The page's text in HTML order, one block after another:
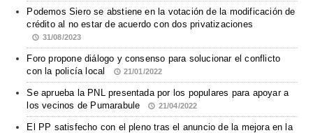
Podemos Siero se abstiene en la votación de la modificación de
crédito al no estar de acuerdo con dos privatizaciones
31/08/2023
Foro propone diálogo y consenso para solucionar el conflicto
con la policía local
21/01/2022
Se aprueba la PNL presentada por los populares para apoyar a
los vecinos de Pumarabule
21/04/2022
El PP satisfecho con el pleno tras el anuncio de la mejora en la